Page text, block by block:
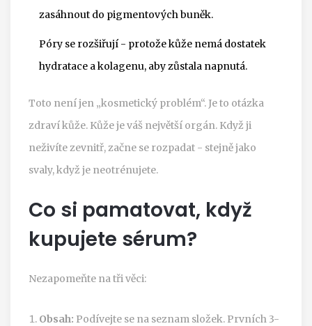
zasáhnout do pigmentových buněk.
Póry se rozšiřují - protože kůže nemá dostatek
hydratace a kolagenu, aby zůstala napnutá.
Toto není jen „kosmetický problém“. Je to otázka
zdraví kůže. Kůže je váš největší orgán. Když ji
neživíte zevnitř, začne se rozpadat - stejně jako
svaly, když je neotrénujete.
Co si pamatovat, když
kupujete sérum?
Nezapomeňte na tři věci:
Obsah: Podívejte se na seznam složek. Prvních 3-